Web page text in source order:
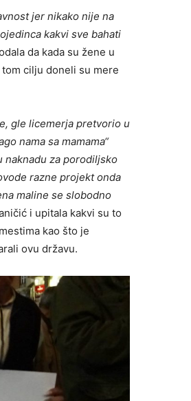
jer nikako nije na
kakvi sve bahati
da kada su žene u
cilju doneli su mere
gle licemerja pretvorio u
nama sa mamama“
naknadu za porodiljsko
razne projekt onda
maline se slobodno
i upitala kakvi su to
kao što je
ovu državu.